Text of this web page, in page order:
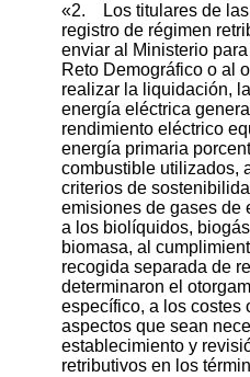
«2. Los titulares de las
registro de régimen
enviar al Ministerio
Reto Demográfico o al
realizar la liquidación,
energía eléctrica
rendimiento eléctrico
energía primaria
combustible utilizados,
criterios de
emisiones de gases de
a los biolíquidos,
biomasa, al
recogida separada de
determinaron el
específico, a los costes
aspectos que sean
establecimiento y
retributivos en los